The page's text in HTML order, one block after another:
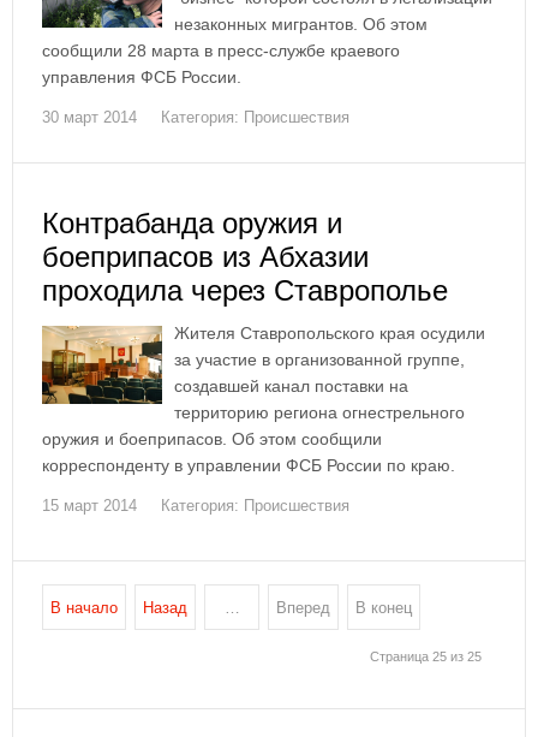
незаконных мигрантов. Об этом
сообщили 28 марта в пресс-службе краевого
управления ФСБ России.
30 март 2014 Категория: Происшествия
Контрабанда оружия и
боеприпасов из Абхазии
проходила через Ставрополье
Жителя Ставропольского края осудили
за участие в организованной группе,
создавшей канал поставки на
территорию региона огнестрельного
оружия и боеприпасов. Об этом сообщили
корреспонденту в управлении ФСБ России по краю.
15 март 2014 Категория: Происшествия
В начало Назад … Вперед В конец
Страница 25 из 25